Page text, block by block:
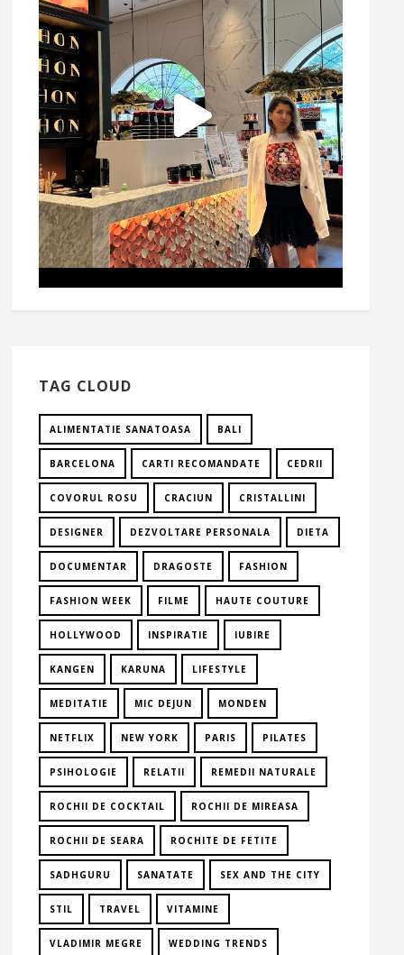
TAG CLOUD
ALIMENTATIE SANATOASA BALI
BARCELONA CARTI RECOMANDATE CEDRII
COVORUL ROSU CRACIUN CRISTALLINI
DESIGNER DEZVOLTARE PERSONALA DIETA
DOCUMENTAR DRAGOSTE FASHION
FASHION WEEK FILME HAUTE COUTURE
HOLLYWOOD INSPIRATIE IUBIRE
KANGEN KARUNA LIFESTYLE
MEDITATIE MIC DEJUN MONDEN
NETFLIX NEW YORK PARIS PILATES
PSIHOLOGIE RELATII REMEDII NATURALE
ROCHII DE COCKTAIL ROCHII DE MIREASA
ROCHII DE SEARA ROCHITE DE FETITE
SADHGURU SANATATE SEX AND THE CITY
STIL TRAVEL VITAMINE
VLADIMIR MEGRE WEDDING TRENDS